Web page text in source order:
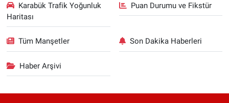
Karabük Trafik Yoğunluk
Haritası
Puan Durumu ve Fikstür
Tüm Manşetler Son Dakika Haberleri
Haber Arşivi